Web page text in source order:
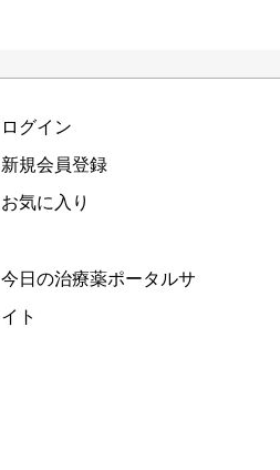
ログイン
新規会員登録
お気に入り
今日の治療薬ポータルサ
イト